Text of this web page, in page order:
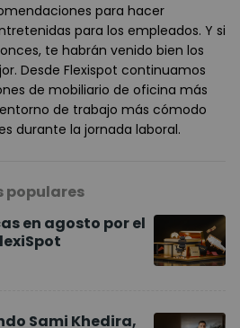
para hacer
para los empleados. Y si
te habrán venido bien los
Desde Flexispot continuamos
de mobiliario de oficina más
de trabajo más cómodo
durante la jornada laboral.
populares
en agosto por el
Sami Khedira,